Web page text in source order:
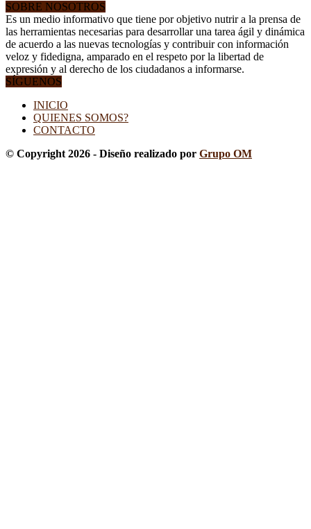
SOBRE NOSOTROS
Es un medio informativo que tiene por objetivo nutrir a la prensa de
las herramientas necesarias para desarrollar una tarea ágil y dinámica
de acuerdo a las nuevas tecnologías y contribuir con información
veloz y fidedigna, amparado en el respeto por la libertad de
expresión y al derecho de los ciudadanos a informarse.
SÍGUENOS
INICIO
QUIENES SOMOS?
CONTACTO
© Copyright 2026 - Diseño realizado por Grupo OM